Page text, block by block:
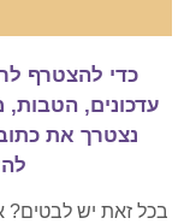
כדי להצטרף
עדכונים, הטבות,
נצטרך את
בכל זאת יש לבטים?